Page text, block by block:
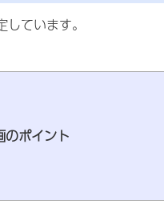
ています。
のポイント